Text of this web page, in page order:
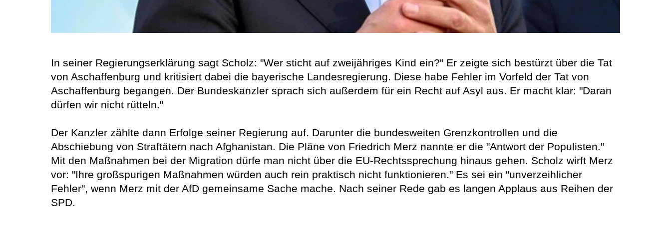
In seiner Regierungserklärung sagt Scholz: "Wer sticht auf zweijähriges Kind ein?" Er zeigte sich bestürzt über die Tat
von Aschaffenburg und kritisiert dabei die bayerische Landesregierung. Diese habe Fehler im Vorfeld der Tat von
Aschaffenburg begangen. Der Bundeskanzler sprach sich außerdem für ein Recht auf Asyl aus. Er macht klar: "Daran
dürfen wir nicht rütteln."
Der Kanzler zählte dann Erfolge seiner Regierung auf. Darunter die bundesweiten Grenzkontrollen und die
Abschiebung von Straftätern nach Afghanistan. Die Pläne von Friedrich Merz nannte er die "Antwort der Populisten."
Mit den Maßnahmen bei der Migration dürfe man nicht über die EU-Rechtssprechung hinaus gehen. Scholz wirft Merz
vor: "Ihre großspurigen Maßnahmen würden auch rein praktisch nicht funktionieren." Es sei ein "unverzeihlicher
Fehler", wenn Merz mit der AfD gemeinsame Sache mache. Nach seiner Rede gab es langen Applaus aus Reihen der
SPD.